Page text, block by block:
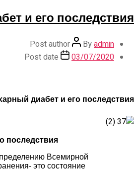
и его последствия
Post author Byadmin
Post date
03/07/2020
диабет и его последствия
последствия
Всемирной
это состояние